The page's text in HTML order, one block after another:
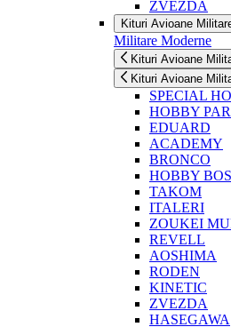
ZVEZDA
Kituri Avioane
Militare Moderne
Kituri Avioane
Kituri Avioane
SPECIAL
HOBBY
EDUARD
ACADEMY
BRONCO
HOBBY
TAKOM
ITALERI
ZOUKEI
REVELL
AOSHIMA
RODEN
KINETIC
ZVEZDA
HASEGAWA